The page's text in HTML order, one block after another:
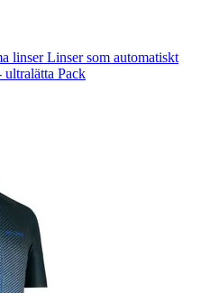
linser Linser som automatiskt
ultralätta Pack